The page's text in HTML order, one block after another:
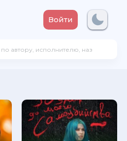
Войти